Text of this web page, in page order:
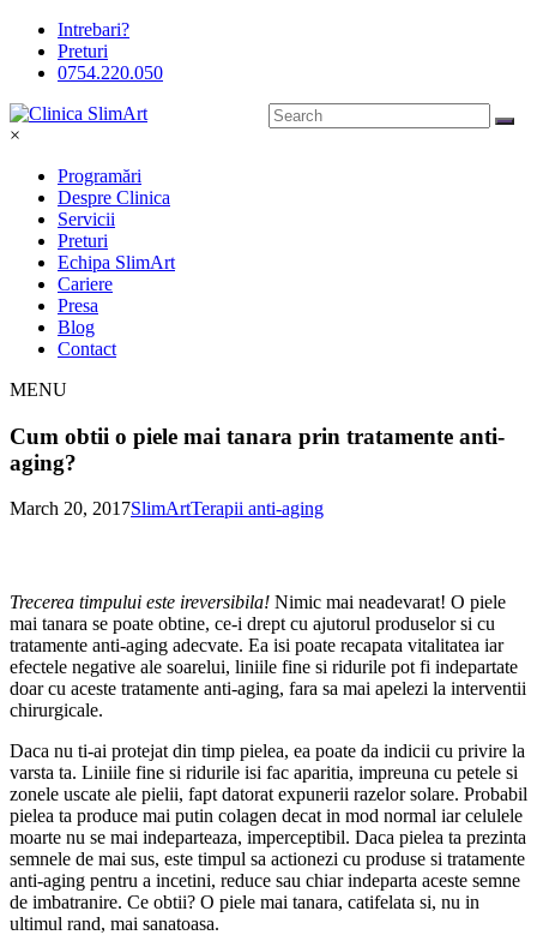
Intrebari?
Preturi
0754.220.050
×
Programări
Despre Clinica
Servicii
Preturi
Echipa SlimArt
Cariere
Presa
Blog
Contact
MENU
Cum obtii o piele mai tanara prin tratamente anti-
aging?
March 20, 2017SlimArtTerapii anti-aging
Trecerea timpului este ireversibila! Nimic mai neadevarat! O piele
mai tanara se poate obtine, ce-i drept cu ajutorul produselor si cu
tratamente anti-aging adecvate. Ea isi poate recapata vitalitatea iar
efectele negative ale soarelui, liniile fine si ridurile pot fi indepartate
doar cu aceste tratamente anti-aging, fara sa mai apelezi la interventii
chirurgicale.
Daca nu ti-ai protejat din timp pielea, ea poate da indicii cu privire la
varsta ta. Liniile fine si ridurile isi fac aparitia, impreuna cu petele si
zonele uscate ale pielii, fapt datorat expunerii razelor solare. Probabil
pielea ta produce mai putin colagen decat in mod normal iar celulele
moarte nu se mai indeparteaza, imperceptibil. Daca pielea ta prezinta
semnele de mai sus, este timpul sa actionezi cu produse si tratamente
anti-aging pentru a incetini, reduce sau chiar indeparta aceste semne
de imbatranire. Ce obtii? O piele mai tanara, catifelata si, nu in
ultimul rand, mai sanatoasa.